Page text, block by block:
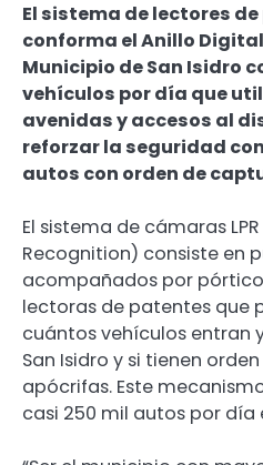
El sistema de lectores
conforma el Anillo
Municipio de San Isidro
vehículos por día que
avenidas y accesos al
reforzar la seguridad
autos con orden de
El sistema de cámaras
Recognition) consiste en
acompañados por
lectoras de patentes que
cuántos vehículos entran
San Isidro y si tienen
apócrifas. Este
casi 250 mil autos por día